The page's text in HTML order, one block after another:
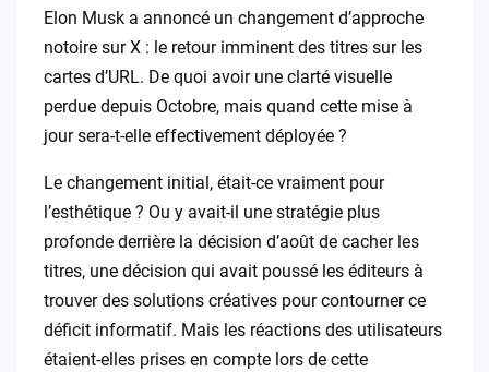
Elon Musk a annoncé un changement d’approche
notoire sur X : le retour imminent des titres sur les
cartes d’URL. De quoi avoir une clarté visuelle
perdue depuis Octobre, mais quand cette mise à
jour sera-t-elle effectivement déployée ?
Le changement initial, était-ce vraiment pour
l’esthétique ? Ou y avait-il une stratégie plus
profonde derrière la décision d’août de cacher les
titres, une décision qui avait poussé les éditeurs à
trouver des solutions créatives pour contourner ce
déficit informatif. Mais les réactions des utilisateurs
étaient-elles prises en compte lors de cette